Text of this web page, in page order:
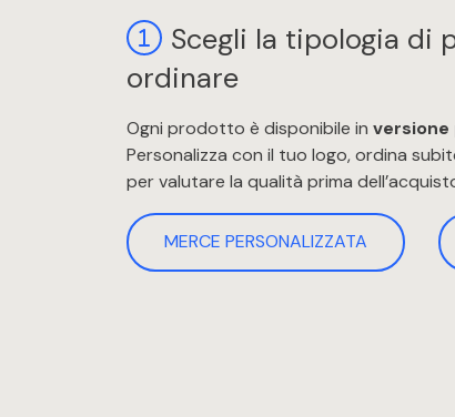
Scegli la tipologia di
ordinare
Ogni prodotto è disponibile in versione
Personalizza con il tuo logo, ordina
per valutare la qualità prima
MERCE PERSONALIZZATA